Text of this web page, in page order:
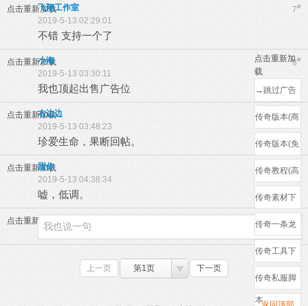
点击重新加载 7#
飞翔工作室
2019-5-13 02:29:01
不错 支持一个了
点击重新加载 8#
小海
2019-5-13 03:30:11
我也顶起出售广告位
点击重新加载 9#
右边边
2019-5-13 03:48:23
珍爱生命，果断回帖。
点击重新加载 10#
甜你
2019-5-13 04:38:34
嘘，低调。
点击重新加载
上一页 第1页 下一页
点击重新加
载
→跳过广告
←
传奇版本(商
业)
传奇版本(免
费)
传奇教程(高
清)
传奇素材下
载
传奇一条龙
(防骗)
传奇工具下
载
传奇私服脚
本